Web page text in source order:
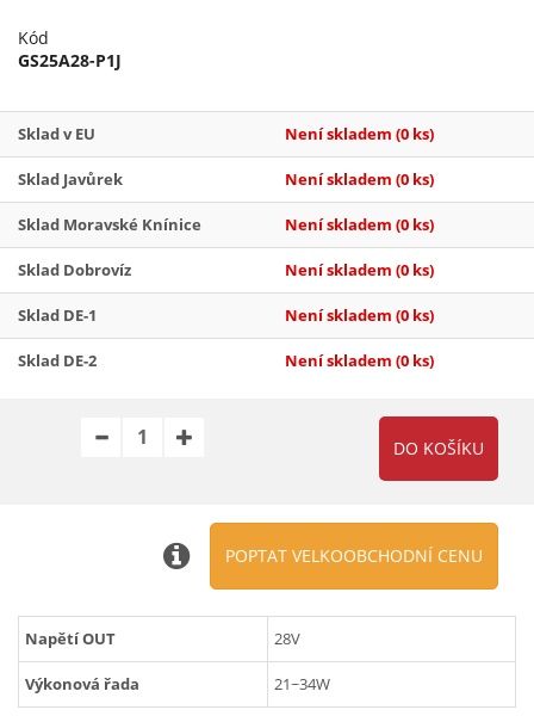
Kód
GS25A28-P1J
Sklad v EU Není skladem (0 ks)
Sklad Javůrek Není skladem (0 ks)
Sklad Moravské Knínice Není skladem (0 ks)
Sklad Dobrovíz Není skladem (0 ks)
Sklad DE-1 Není skladem (0 ks)
Sklad DE-2 Není skladem (0 ks)
POPTAT VELKOOBCHODNÍ CENU
Napětí OUT 28V
Výkonová řada 21~34W